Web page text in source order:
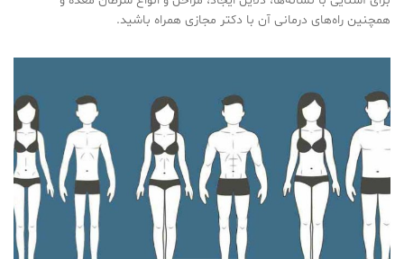
همچنین راه‌های درمانی آن با دکتر مجازی همراه باشید.